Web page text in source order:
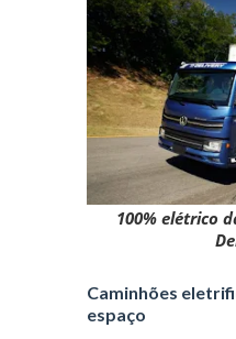
100% elétrico
Caminhões
espaço